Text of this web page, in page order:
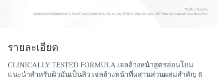
รายละเอียด
CLINICALLY TESTED FORMULA เจลล้างหน้าสูตรอ่อนโยน
แนะนำสำหรับผิวมันเป็นสิว เจลล้างหน้าที่ผสานส่วนผสมสำคัญ 8